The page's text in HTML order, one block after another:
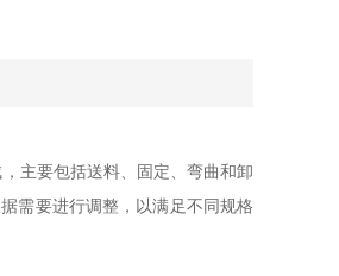
主要包括送料、固定、弯曲和卸
需要进行调整，以满足不同规格